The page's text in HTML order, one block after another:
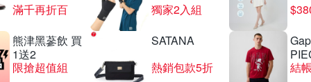
滿1件享87折
滿千再折百
獨家2入組
熊津黑蔘飲 買
1送2
限搶超值組
SATANA
熱銷包款5折
結